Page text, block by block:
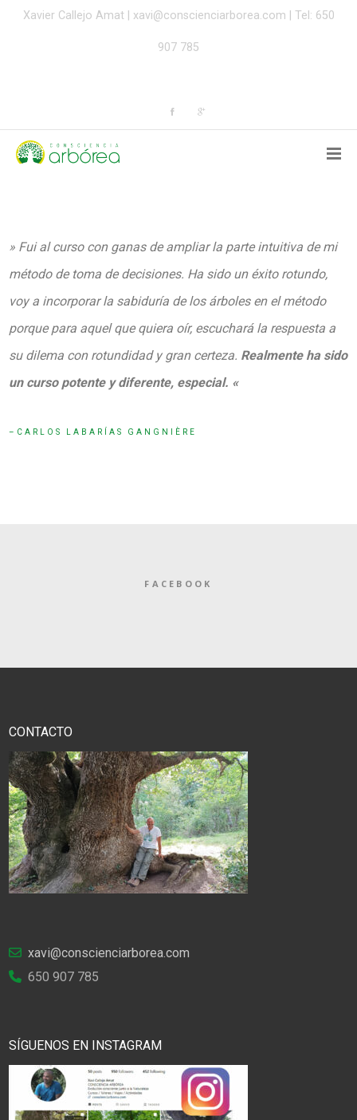
Xavier Callejo Amat | xavi@conscienciarborea.com | Tel: 650
907 785
» Fui al curso con ganas de ampliar la parte intuitiva de mi
método de toma de decisiones. Ha sido un éxito rotundo,
voy a incorporar la sabiduría de los árboles en el método
porque para aquel que quiera oír, escuchará la respuesta a
su dilema con rotundidad y gran certeza. Realmente ha sido
un curso potente y diferente, especial. «
CARLOS LABARÍAS GANGNIÈRE
FACEBOOK
CONTACTO
xavi@conscienciarborea.com
650 907 785
SÍGUENOS EN INSTAGRAM